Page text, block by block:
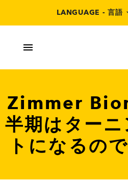
LANGUAGE - 言語
Zimmer
半期はター
トになるの